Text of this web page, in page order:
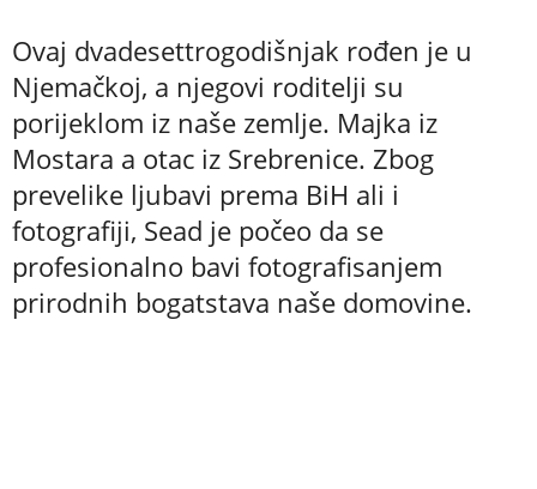
Ovaj dvadesettrogodišnjak rođen je u
Njemačkoj, a njegovi roditelji su
porijeklom iz naše zemlje. Majka iz
Mostara a otac iz Srebrenice. Zbog
prevelike ljubavi prema BiH ali i
fotografiji, Sead je počeo da se
profesionalno bavi fotografisanjem
prirodnih bogatstava naše domovine.